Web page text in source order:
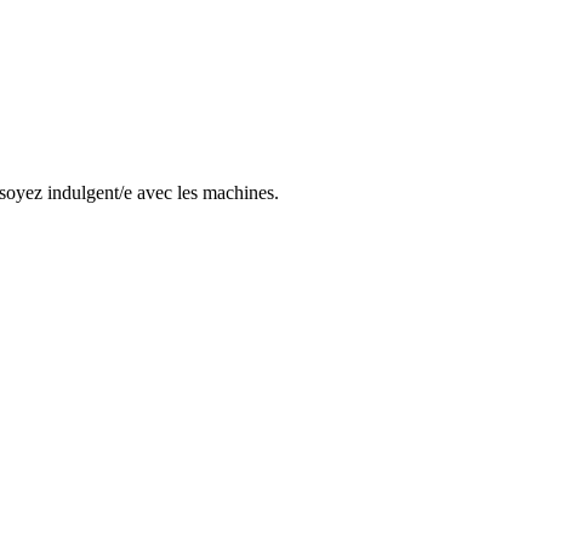
indulgent/e avec les machines.